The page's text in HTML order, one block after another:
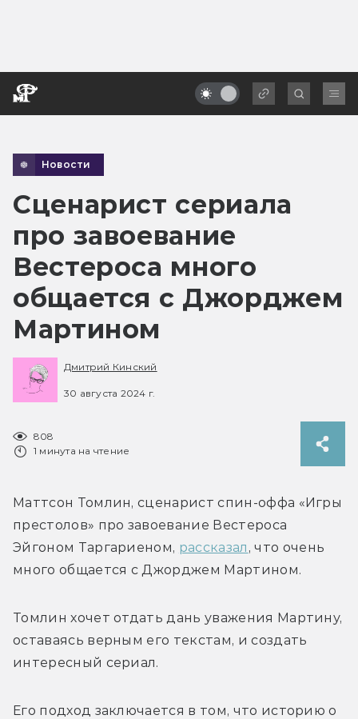
Новости
Сценарист сериала
про завоевание
Вестероса много
общается с Джорджем
Мартином
Дмитрий Кинский
30 августа 2024 г.
808
1 минута на чтение
Маттсон Томлин, сценарист спин-оффа «Игры
престолов» про завоевание Вестероса
Эйгоном Таргариеном, рассказал , что очень
много общается с Джорджем Мартином.
Томлин хочет отдать дань уважения Мартину,
оставаясь верным его текстам, и создать
интересный сериал.
Его подход заключается в том, что историю о